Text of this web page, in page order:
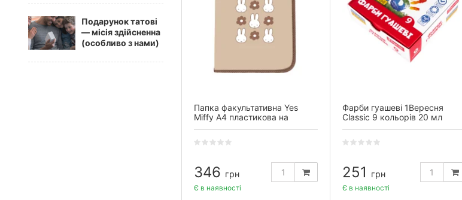
Папка факультативна Yes
Miffy А4 пластикова на
346 грн
Є в наявності
Фарби гуашеві 1Вересня
Classic 9 кольорів 20 мл
251 грн
Є в наявності
Подарунок татові
— місія здійсненна
(особливо з нами)